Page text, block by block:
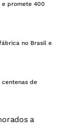
e promete 400
no Brasil e
centenas de
a